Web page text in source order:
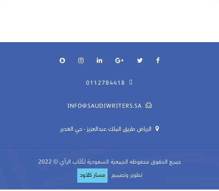
0112784418
INFO@SAUDIWRITERS.SA
الرياض طريق الملك عبدالعزيز - حي الغدير
جميع الحقوق محفوظهالجمعية السعودية لكُتّاب الرأي© 2022
تطوير وتصميم مسار كلاود